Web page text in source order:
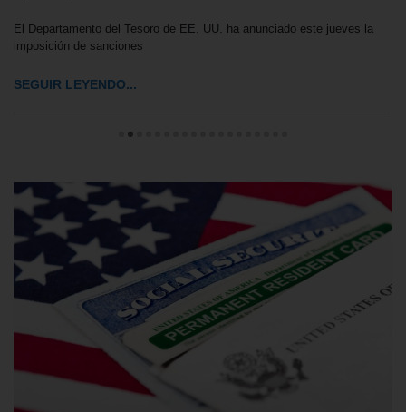
El Departamento del Tesoro de EE. UU. ha anunciado este jueves la
imposición de sanciones
SEGUIR LEYENDO...